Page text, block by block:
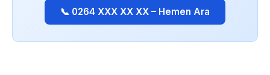
📞 0264 XXX XX XX – Hemen Ara